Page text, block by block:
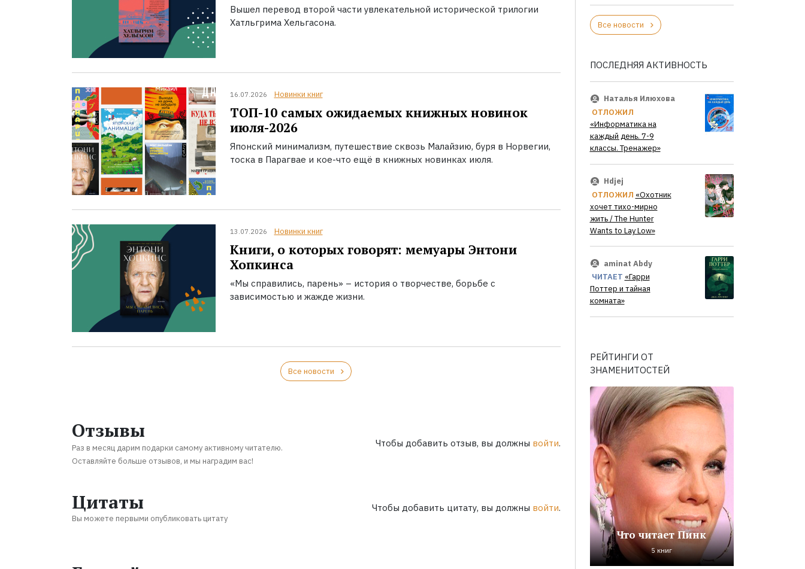
Вышел перевод второй части увлекательной исторической трилогии
Хатльгрима Хельгасона.
16.07.2026 Новинки книг
ТОП-10 самых ожидаемых книжных новинок
июля-2026
Японский минимализм, путешествие сквозь Малайзию, буря в Норвегии,
тоска в Парагвае и кое-что ещё в книжных новинках июля.
13.07.2026 Новинки книг
Книги, о которых говорят: мемуары Энтони
Хопкинса
«Мы справились, парень» – история о творчестве, борьбе с
зависимостью и жажде жизни.
Все новости
Отзывы
Раз в месяц дарим подарки самому активному читателю.
Оставляйте больше отзывов, и мы наградим вас!
Чтобы добавить отзыв, вы должны войти.
Цитаты
Вы можете первыми опубликовать цитату
Чтобы добавить цитату, вы должны войти.
Все новости
ПОСЛЕДНЯЯ АКТИВНОСТЬ
Наталья Илюхова
ОТЛОЖИЛ
«Информатика на
каждый день. 7-9
классы. Тренажер»
Hdjej
ОТЛОЖИЛ «Охотник
хочет тихо-мирно
жить / The Hunter
Wants to Lay Low»
aminat Abdy
ЧИТАЕТ «Гарри
Поттер и тайная
комната»
РЕЙТИНГИ ОТ
ЗНАМЕНИТОСТЕЙ
Что читает Пинк
5 книг